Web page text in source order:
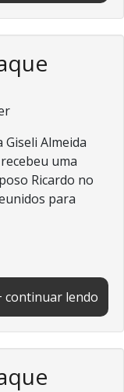
Almeida
uma
Ricardo no
para
continuar lendo